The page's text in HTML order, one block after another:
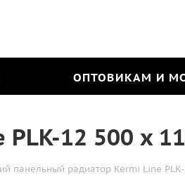
ОПТОВИКАМ И
12 500 х
панельный радиатор Kermi Line